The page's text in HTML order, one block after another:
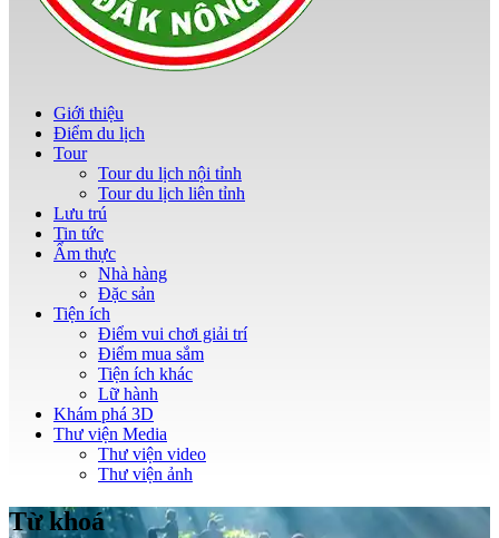
Giới thiệu
Điểm du lịch
Tour
Tour du lịch nội tỉnh
Tour du lịch liên tỉnh
Lưu trú
Tin tức
Ẩm thực
Nhà hàng
Đặc sản
Tiện ích
Điểm vui chơi giải trí
Điểm mua sắm
Tiện ích khác
Lữ hành
Khám phá 3D
Thư viện Media
Thư viện video
Thư viện ảnh
Từ khoá